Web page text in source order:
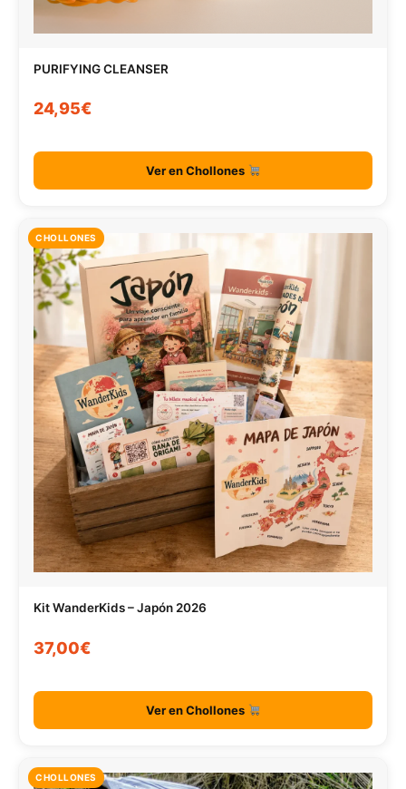
PURIFYING CLEANSER
24,95€
Ver en Chollones
CHOLLONES
Kit WanderKids – Japón 2026
37,00€
Ver en Chollones
CHOLLONES